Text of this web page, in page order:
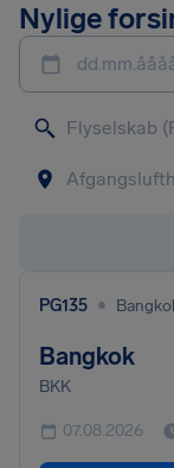
Nylige
PG135 •
Bangkok
BKK
07.08.2026